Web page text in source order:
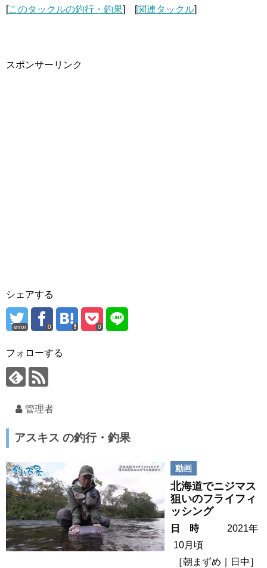
[このタックルの釣行・釣果] [関連タックル]
スポンサーリンク
シェアする
error 0 0
フォローする
管理者
アスキス の釣行・釣果
動画
北海道でニジマス
狙いのフライフィ
ッシング
日 時
2021年
10月頃
［朝まずめ 日中 ］